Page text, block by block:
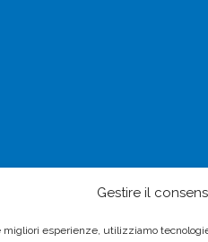
Gestire il
migliori esperienze, utilizziamo